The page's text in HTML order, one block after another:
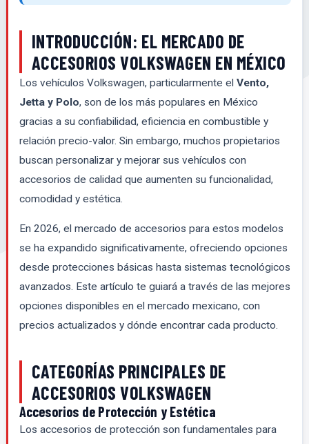
INTRODUCCIÓN: EL MERCADO DE
ACCESORIOS VOLKSWAGEN EN MÉXICO
Los vehículos Volkswagen, particularmente el Vento,
Jetta y Polo, son de los más populares en México
gracias a su confiabilidad, eficiencia en combustible y
relación precio-valor. Sin embargo, muchos propietarios
buscan personalizar y mejorar sus vehículos con
accesorios de calidad que aumenten su funcionalidad,
comodidad y estética.
En 2026, el mercado de accesorios para estos modelos
se ha expandido significativamente, ofreciendo opciones
desde protecciones básicas hasta sistemas tecnológicos
avanzados. Este artículo te guiará a través de las mejores
opciones disponibles en el mercado mexicano, con
precios actualizados y dónde encontrar cada producto.
CATEGORÍAS PRINCIPALES DE
ACCESORIOS VOLKSWAGEN
Accesorios de Protección y Estética
Los accesorios de protección son fundamentales para